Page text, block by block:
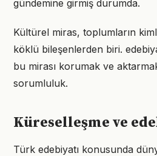
gündemine girmiş durumda.
Kültürel miras, toplumların
köklü bileşenlerden biri.
bu mirası korumak ve
sorumluluk.
Küreselleşme ve
Türk edebiyatı konusunda